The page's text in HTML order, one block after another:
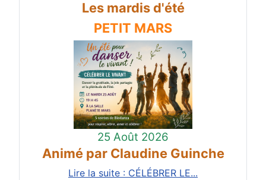
Les mardis d'été
PETIT MARS
25 Août 2026
Animé par Claudine Guinche
Lire la suite : CÉLÉBRER LE...